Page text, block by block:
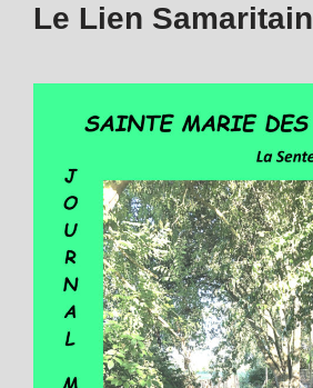
Le Lien Samaritain